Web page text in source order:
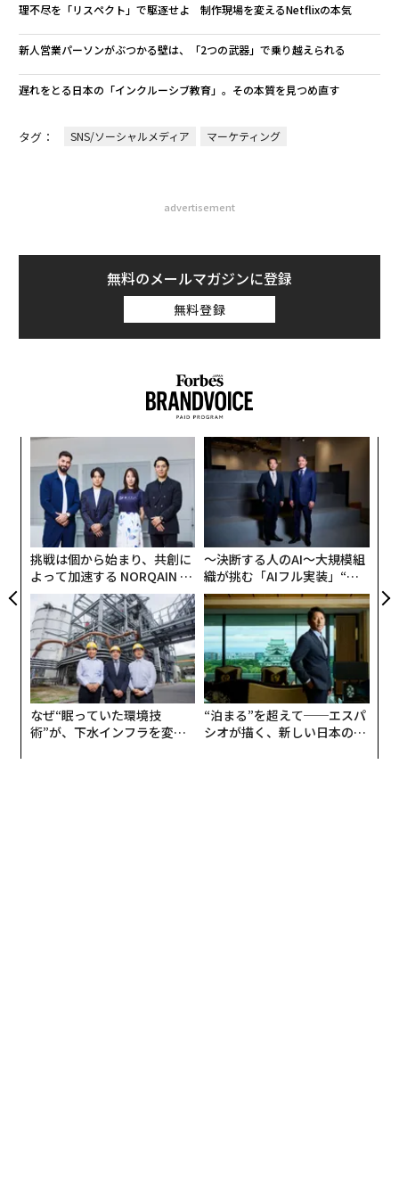
理不尽を「リスペクト」で駆逐せよ 制作現場を変えるNetflixの本気
新人営業パーソンがぶつかる壁は、「2つの武器」で乗り越えられる
遅れをとる日本の「インクルーシブ教育」。その本質を見つめ直す
タグ： SNS/ソーシャルメディア マーケティング
advertisement
無料のメールマガジンに登録
無料登録
挑戦は個から始まり、共創に
よって加速する NORQAIN JA
PAN 特別座談会
〜決断する人のAI〜大規模組
織が挑む「AIフル実装」“使
う”企業から“動く”企業へ【N
TTドコモビジネス×PwC】
なぜ“眠っていた環境技
術”が、下水インフラを変え
“泊まる”を超えて──エスパ
シオが描く、新しい日本のラ